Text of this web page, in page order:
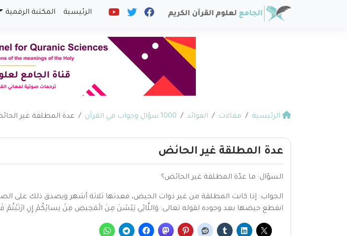
الرئيسية المكتبة الرقمية
الرئيسية مقالات الفوائد 1000 سؤال وجواب في القرآن عدة المطلقة غير
عدة المطلقة غير الحائض
السؤال: ما عدّة المطلقة غير الحائض؟
الجواب: إذا كانت المطلقة من غير ذوات الحيض، فعدتها ثلاثة أشهر ويصدق ذلك على
انقطع حيضها بعد وجوده لقوله تعالى: وَاللَّائِي يَئِسْنَ مِنَ الْمَحِيضِ مِنْ نِسائِكُمْ إِنِ ارْتَبْتُمْ